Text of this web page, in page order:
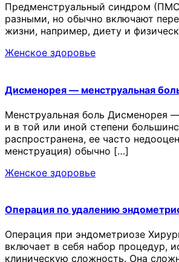
Предменструальный синдром
разными, но обычно включают
жизни, например, диету и
Женское здоровье
Дисменорея — менструальная
Менструальная боль Дисменорея
и в той или иной степени
распространена, ее часто
менструация) обычно […]
Женское здоровье
Операция по удалению
Операция при эндометриозе
включает в себя набор процедур,
клиническую сложность. Она